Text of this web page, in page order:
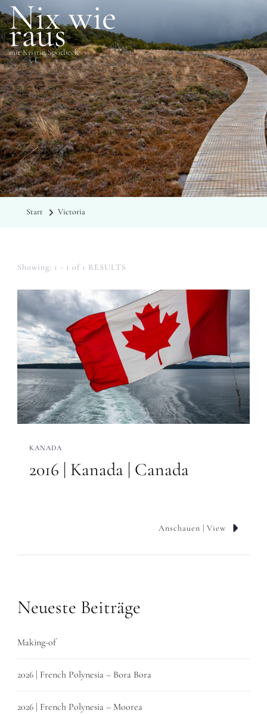
Nix wie
raus
mit Kristin Sporbeck
SCHLAGWÖRTER
Victoria
Start Victoria
Showing: 1 - 1 of 1 RESULTS
KANADA
2016 | Kanada | Canada
Anschauen | View
Neueste Beiträge
Making-of
2026 | French Polynesia – Bora Bora
2026 | French Polynesia – Moorea